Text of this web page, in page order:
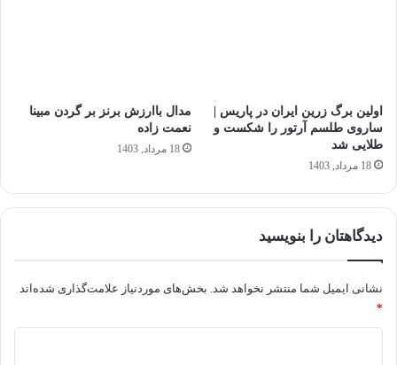
اولین برگ زرین ایران در پاریس |
ساروی طلسم آرتور را شکست و
طلایی شد
18 مرداد, 1403
مدال باارزش برنز بر گردن مبینا
نعمت‌ زاده
18 مرداد, 1403
دیدگاهتان را بنویسید
نشانی ایمیل شما منتشر نخواهد شد. بخش‌های موردنیاز علامت‌گذاری شده‌اند
*